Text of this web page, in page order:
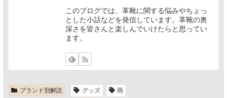
このブログでは、革靴に関する悩みやちょっ
とした小話などを発信しています。革靴の奥
深さを皆さんと楽しんでいけたらと思ってい
ます。
ブランド別解説 グッズ 雨